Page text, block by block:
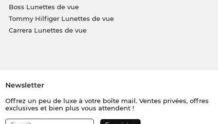
Boss Lunettes de vue
Tommy Hilfiger Lunettes de vue
Carrera Lunettes de vue
Newsletter
Offrez un peu de luxe à votre boîte mail. Ventes privées, offres
exclusives et bien plus vous attendent !